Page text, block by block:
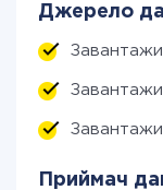
Джерело
Приймач